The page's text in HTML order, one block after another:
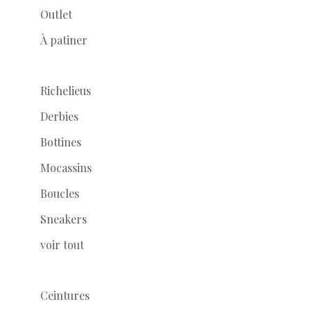
Outlet
À patiner
Richelieus
Derbies
Bottines
Mocassins
Boucles
Sneakers
voir tout
Ceintures